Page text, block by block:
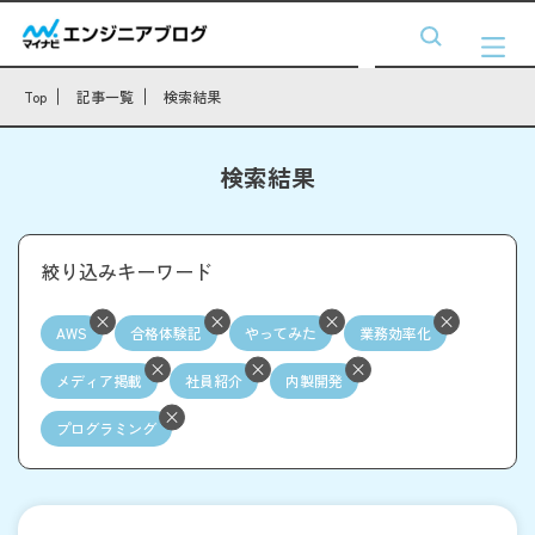
Top 記事一覧 検索結果
検索結果
絞り込みキーワード
AWS 合格体験記 やってみた 業務効率化
メディア掲載 社員紹介 内製開発
プログラミング